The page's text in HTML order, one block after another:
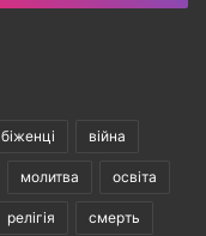
біженці війна
молитва освіта
релігія смерть